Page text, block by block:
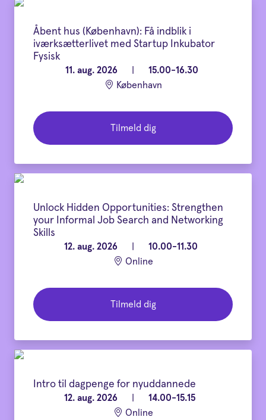
Åbent hus (København): Få indblik i
iværksætterlivet med Startup Inkubator
Fysisk
11. aug. 2026
15.00-16.30
København
Tilmeld dig
Unlock Hidden Opportunities: Strengthen
your Informal Job Search and Networking
Skills
12. aug. 2026
10.00-11.30
Online
Tilmeld dig
Intro til dagpenge for nyuddannede
12. aug. 2026
14.00-15.15
Online